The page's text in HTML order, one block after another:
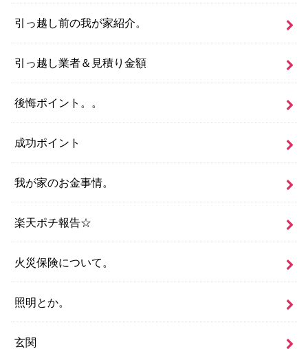
引っ越し前の我が家紹介。
引っ越し業者＆見積り金額
後悔ポイント。。
成功ポイント
我が家のお金事情。
楽天ポチ報告☆
火災保険について。
照明とか。
玄関